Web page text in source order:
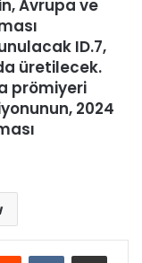
Avrupa ve
ID.7,
üretilecek.
prömiyeri
2024
Reddit VKontakteE-Posta ile paylaş